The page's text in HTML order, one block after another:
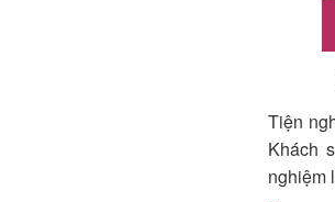
Tiện
Khách
nghiệm